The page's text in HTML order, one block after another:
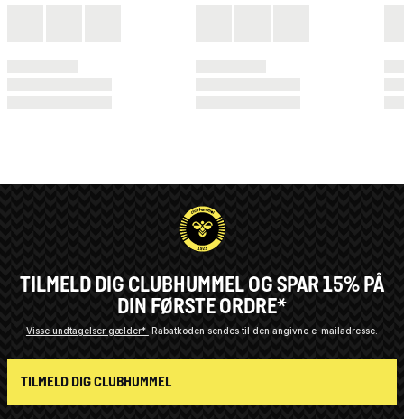
TILMELD DIG CLUBHUMMEL OG SPAR 15% PÅ
DIN FØRSTE ORDRE*
Visse undtagelser gælder* Rabatkoden sendes til den angivne e-mailadresse.
TILMELD DIG CLUBHUMMEL